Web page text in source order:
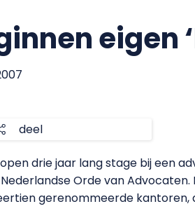
eigen
deel
drie jaar lang stage bij een
Orde van
gerenommeerde kantoren,